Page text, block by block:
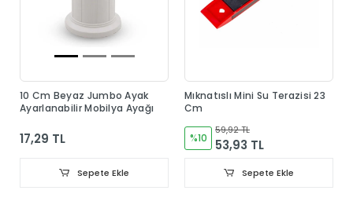
10 Cm Beyaz Jumbo Ayak
Ayarlanabilir Mobilya Ayağı
17,29 TL
Sepete Ekle
Mıknatıslı Mini Su Terazisi 23
Cm
%10
59,92 TL
53,93 TL
Sepete Ekle